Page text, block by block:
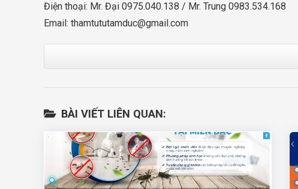
Điện thoại: Mr. Đại 0975.040.138 / Mr. Trung 0983.534.168
Email: thamtututamduc@gmail.com
BÀI VIẾT LIÊN QUAN: